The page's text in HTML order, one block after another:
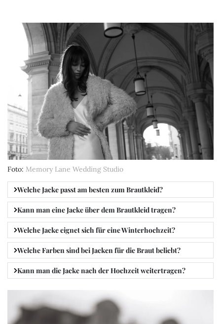
Foto Memory Lane Wedding Studio
Welche Jacke passt am besten zum Brautkleid?
Kann man eine Jacke über dem Brautkleid tragen?
Welche Jacke eignet sich für eine Winterhochzeit?
Welche Farben sind bei Jacken für die Braut beliebt?
Kann man die Jacke nach der Hochzeit weitertragen?